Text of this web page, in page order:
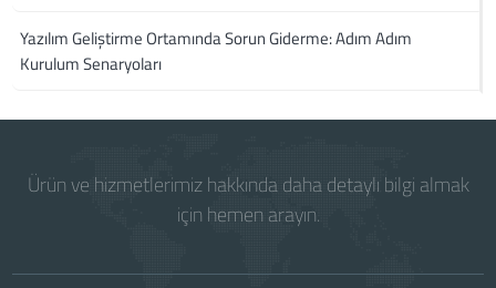
Yazılım Geliştirme Ortamında Sorun Giderme: Adım Adım
Kurulum Senaryoları
Ürün ve hizmetlerimiz hakkında daha detaylı bilgi almak
için hemen arayın.